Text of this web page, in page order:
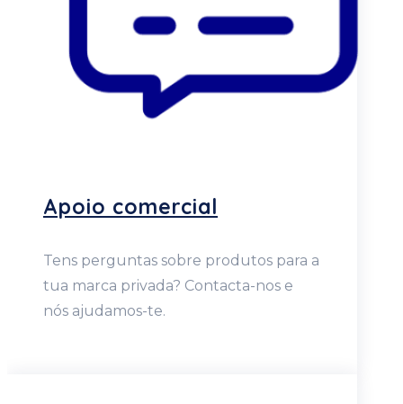
Apoio comercial
Tens perguntas sobre produtos para a
tua marca privada? Contacta-nos e
nós ajudamos-te.